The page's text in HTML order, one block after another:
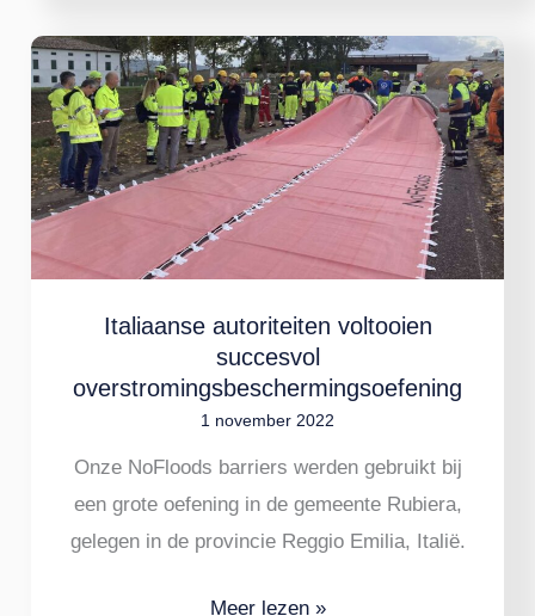
Italiaanse autoriteiten voltooien
succesvol
overstromingsbeschermingsoefening
1 november 2022
Onze NoFloods barriers werden gebruikt bij
een grote oefening in de gemeente Rubiera,
gelegen in de provincie Reggio Emilia, Italië.
Italiaanse
autoriteiten
voltooien
succesvol
Meer lezen »